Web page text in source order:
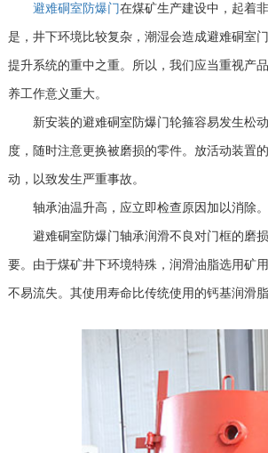
避难硐室防爆门在煤矿生产建设中，起着
是，井下环境比较复杂，潮湿会造成避难硐室
提升系统的重中之重。所以，我们应当重视产
养工作意义重大。
新安装的避难硐室防爆门轮箍容易发生松
度，随时注意更换被磨损的零件。放活动装置
动，以致发生严重事故。
轴承油温升高，应立即检查原因加以消除
避难硐室防爆门轴承润滑不良对门框的磨
要。由于煤矿井下环境特殊，润滑油脂选用矿
不易流失。其使用寿命比传统使用的钙基润滑脂